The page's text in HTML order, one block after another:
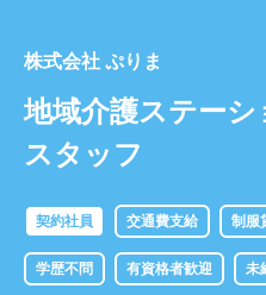
株式会社 ぷりま
地域介護ステー
スタッフ
契約社員 交通費支給 制服
学歴不問 有資格者歓迎 未